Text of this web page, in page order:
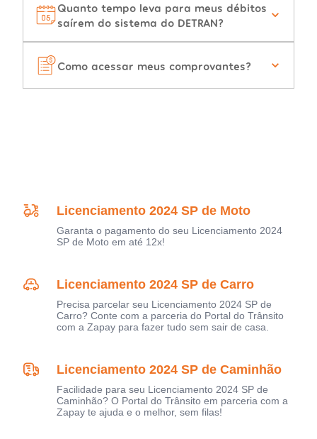
Quanto tempo leva para meus débitos
saírem do sistema do DETRAN?
Como acessar meus comprovantes?
Licenciamento 2024 SP de Moto
Garanta o pagamento do seu Licenciamento 2024
SP de Moto em até 12x!
Licenciamento 2024 SP de Carro
Precisa parcelar seu Licenciamento 2024 SP de
Carro? Conte com a parceria do Portal do Trânsito
com a Zapay para fazer tudo sem sair de casa.
Licenciamento 2024 SP de Caminhão
Facilidade para seu Licenciamento 2024 SP de
Caminhão? O Portal do Trânsito em parceria com a
Zapay te ajuda e o melhor, sem filas!